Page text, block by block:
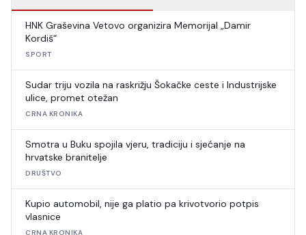
HNK Graševina Vetovo organizira Memorijal „Damir
Kordiš“
SPORT
Sudar triju vozila na raskrižju Šokačke ceste i Industrijske
ulice, promet otežan
CRNA KRONIKA
Smotra u Buku spojila vjeru, tradiciju i sjećanje na
hrvatske branitelje
DRUŠTVO
Kupio automobil, nije ga platio pa krivotvorio potpis
vlasnice
CRNA KRONIKA